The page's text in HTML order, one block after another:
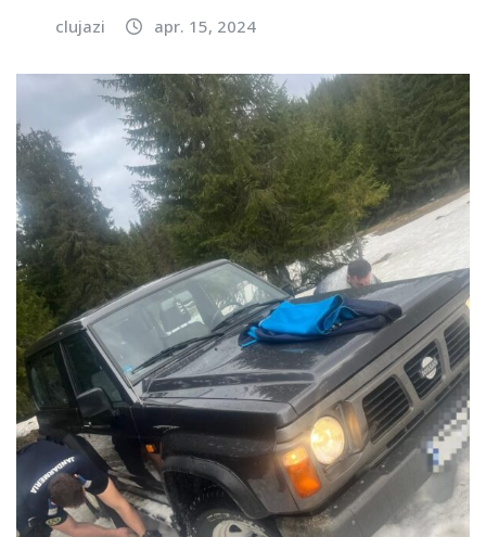
clujazi apr. 15, 2024